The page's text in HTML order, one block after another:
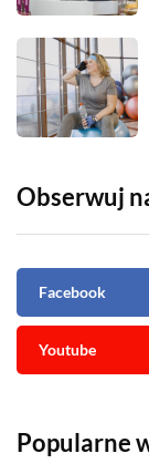
Obserwuj
Facebook
Youtube
Popularne